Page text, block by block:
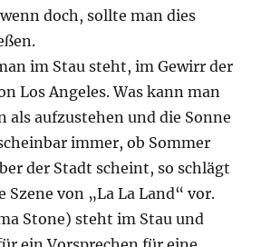
doch, sollte man dies
im Stau steht, im Gewirr der
Los Angeles. Was kann man
als aufzustehen und die Sonne
immer, ob Sommer
der Stadt scheint, so schlägt
Szene von „La La Land“ vor.
Stone) steht im Stau und